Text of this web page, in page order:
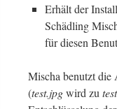
Erhält der
Schädling
für diesen
Mischa benutzt die
(test.jpgwird zu